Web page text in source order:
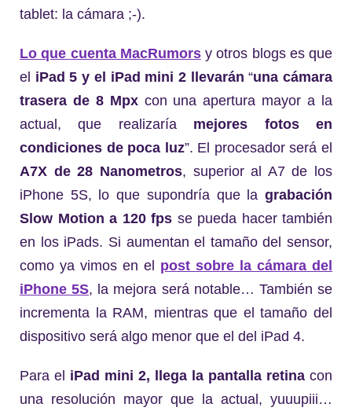
tablet: la cámara ;-).
Lo que cuenta MacRumorsy otros blogs es que
el iPad 5 y el iPad mini 2 llevarán “una cámara
trasera de 8 Mpxcon una apertura mayor a la
actual, que realizaría mejores fotos en
condiciones de poca luz”. El procesador será el
A7X de 28 Nanometros, superior al A7 de los
iPhone 5S, lo que supondría que la grabación
Slow Motion a 120 fps se pueda hacer también
en los iPads. Si aumentan el tamaño del sensor,
como ya vimos en el post sobre la cámara del
iPhone 5S, la mejora será notable… También se
incrementa la RAM, mientras que el tamaño del
dispositivo será algo menor que el del iPad 4.
Para el iPad mini 2, llega la pantalla retina con
una resolución mayor que la actual, yuuupiii…